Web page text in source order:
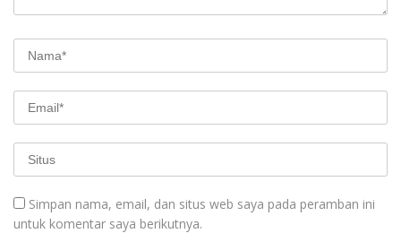
Simpan nama, email, dan situs web saya pada peramban ini
untuk komentar saya berikutnya.